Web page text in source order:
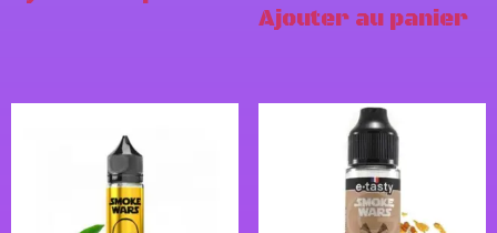
Ajouter au panier